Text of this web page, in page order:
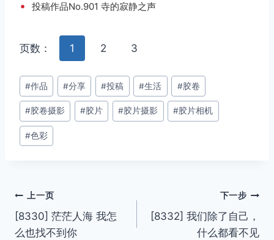
• 投稿作品No.901 寺的寂静之声
页数： 1 2 3
文
章
标
签：
#作品 #分享 #投稿 #生活 #胶卷
#胶卷摄影 #胶片 #胶片摄影 #胶片相机
#色彩
文
章
上一页
[8330] 茫茫人海 我怎
么也找不到你
下一步
[8332] 我们除了自己，
什么都看不见